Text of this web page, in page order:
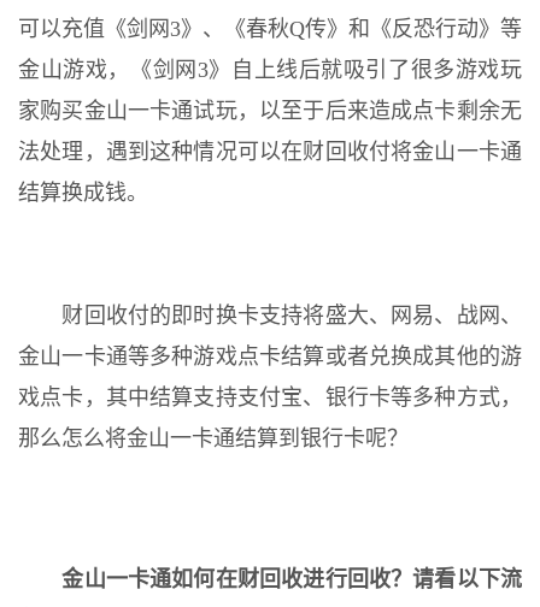
可以充值《剑网3》、《春秋Q传》和《反恐行动》等
金山游戏，《剑网3》自上线后就吸引了很多游戏玩
家购买金山一卡通试玩，以至于后来造成点卡剩余无
法处理，遇到这种情况可以在财回收付将金山一卡通
结算换成钱。
财回收付的即时换卡支持将盛大、网易、战网、
金山一卡通等多种游戏点卡结算或者兑换成其他的游
戏点卡，其中结算支持支付宝、银行卡等多种方式，
那么怎么将金山一卡通结算到银行卡呢？
金山一卡通如何在财回收进行回收？请看以下流